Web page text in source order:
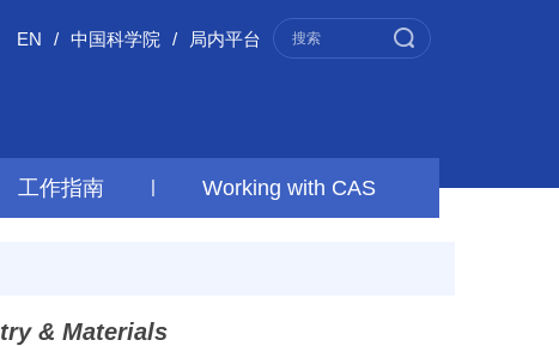
局内平台
/
中国科学院
/
EN
工作指南 | Working with CAS
& Materials